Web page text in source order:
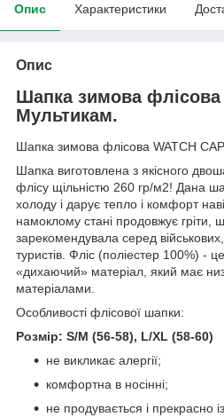
Опис Характеристики
Опис
Шапка зимова флісова
Мультикам.
Шапка зимова флісова WATCH
Шапка виготовлена з якісного
флісу щільністю 260 гр/м2! Дана
холоду і дарує тепло і комфорт
намоклому стані продовжує гріти,
зарекомендувала серед
туристів. Фліс (поліестер 100%) -
«дихаючий» матеріал, який має
матеріалами.
Особливості флісової шапки:
Розмір: S/M (56-58), L/XL (58-60)
не викликає алергії;
комфортна в носінні;
не продувається і прекрасно